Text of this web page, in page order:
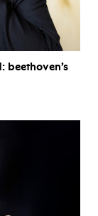
beethoven’s